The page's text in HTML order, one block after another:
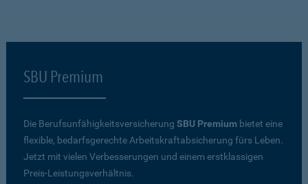
SBU Premium
Die Berufsunfähigkeitsversicherung SBU Premium bietet eine
flexible, bedarfsgerechte Arbeitskraftabsicherung fürs Leben.
Jetzt mit vielen Verbesserungen und einem erstklassigen
Preis-Leistungsverhältnis.